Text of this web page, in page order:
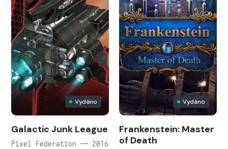
Vydáno
Galactic Junk League
Pixel Federation — 2016
Vydáno
Frankenstein: Master
of Death